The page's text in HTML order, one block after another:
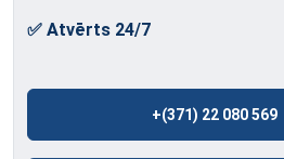
✅ Atvērts 24/7
+(371) 22 080 569